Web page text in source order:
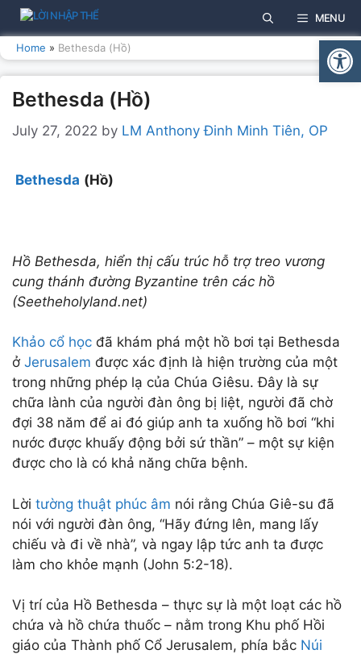
Skip
to
content
MENU
Home » Bethesda (Hồ)
Bethesda (Hồ)
July 27, 2022 by LM Anthony Đinh Minh Tiên, OP
Bethesda (Hồ)
Hồ Bethesda, hiển thị cấu trúc hỗ trợ treo vương
cung thánh đường Byzantine trên các hồ
(Seetheholyland.net)
Khảo cổ học đã khám phá một hồ bơi tại Bethesda
ở Jerusalem được xác định là hiện trường của một
trong những phép lạ của Chúa Giêsu. Đây là sự
chữa lành của người đàn ông bị liệt, người đã chờ
đợi 38 năm để ai đó giúp anh ta xuống hồ bơi “khi
nước được khuấy động bởi sứ thần” – một sự kiện
được cho là có khả năng chữa bệnh.
Lời tường thuật phúc âm nói rằng Chúa Giê-su đã
nói với người đàn ông, “Hãy đứng lên, mang lấy
chiếu và đi về nhà”, và ngay lập tức anh ta được
làm cho khỏe mạnh (John 5:2-18).
Vị trí của Hồ Bethesda – thực sự là một loạt các hồ
chứa và hồ chứa thuốc – nằm trong Khu phố Hồi
giáo của Thành phố Cổ Jerusalem, phía bắc Núi